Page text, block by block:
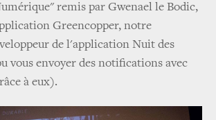
remis par Gwenael le Bodic,
Greencopper, notre
de l'application Nuit des
vous envoyer des notifications avec
à eux).